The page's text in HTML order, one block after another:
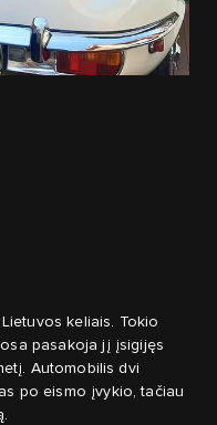
keliais. Tokio
pasakoja jį įsigijęs
Automobilis dvi
po eismo įvykio, tačiau